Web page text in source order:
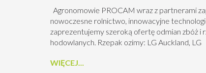
Agronomowie PROCAM wraz z partnerami
nowoczesne rolnictwo, innowacyjne
zaprezentujemy szeroką ofertę odmian zbóż i
hodowlanych. Rzepak ozimy: LG Auckland, LG
WIĘCEJ...